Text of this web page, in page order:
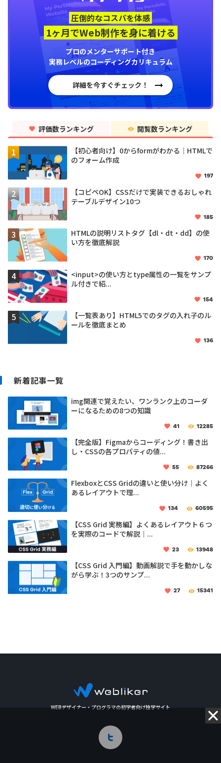
圧倒的なコスパを体感
1ヶ月でWeb制作を身に着ける
プロのメンターサポート付き
実務レベルのコーディングカリキュラム
詳細を今すぐチェック！
評価数ランキング 閲覧数ランキング
【初心者向け】0からformがわかる｜HTMLで
のフォーム作成
197
【コピペOK】CSSだけで実装できるおしゃれ
テーブルデザイン10つ
185
HTMLの説明リストタグ【dl・dt・dd】の使
い方を徹底解説
170
<input>の使い方とtype属性の一覧をサンプ
ル付きで紹...
154
【一覧表あり】HTML5でのタグの入れ子のル
ールを徹底まとめ
136
新着記事一覧
img関連で覚えたい、ワンランク上のコーダ
ーになるための8つの知識
41 12285
【完全版】Figmaからコーディング！書き出
し・CSSの各プロパティの値...
55 87266
FlexboxとCSS Gridの違いと使い分け｜よく
あるレイアウトで理...
134 60595
【CSS Grid 実務編】よくあるレイアウト６つ
を実際のコードで解説｜...
23 13948
【CSS Grid 入門編】動画解説で手を動かしな
がら学ぶ！3つのサンプ...
27 15341
WEBデザイナー・プログラマの初学者向け独学サイト
Twitter